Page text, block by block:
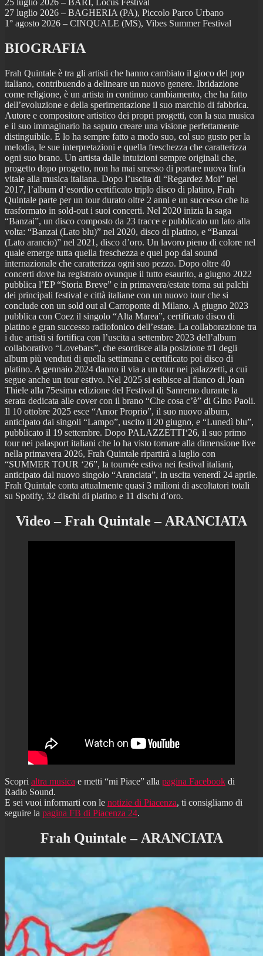
25 luglio 2026 – BARI, Locus Festival
27 luglio 2026 – BAGHERIA (PA), Piccolo Parco Urbano
1° agosto 2026 – CINQUALE (MS), Vibes Summer Festival
BIOGRAFIA
Frah Quintale è tra gli artisti che hanno cambiato il gioco del pop
italiano, contribuendo a delineare un nuovo genere. Ibridazione
come religione, è un artista in continuo cambiamento, che ha fatto
dell’evoluzione e della sperimentazione il suo marchio di fabbrica.
Autore e compositore artistico dei propri progetti, con la sua musica
e il suo immaginario ha saputo creare una visione perfettamente
distinguibile. E lo ha sempre fatto a modo suo, col suo gusto per la
melodia, le sue interpretazioni e quella freschezza che caratterizza
ogni suo brano. Un artista dalle intuizioni sempre originali che,
progetto dopo progetto, non ha mai smesso di portare nuova linfa
vitale alla musica italiana. Dopo l’uscita di “Regardez Moi” nel
2017, l’album d’esordio certificato triplo disco di platino, Frah
Quintale parte per un tour durato oltre 2 anni e un successo che ha
trasformato in sold-out i suoi concerti. Nel 2020 inizia la saga
“Banzai”, un disco composto da 23 tracce e pubblicato un lato alla
volta: “Banzai (Lato blu)” nel 2020, disco di platino, e “Banzai
(Lato arancio)” nel 2021, disco d’oro. Un lavoro pieno di colore nel
quale emerge tutta quella freschezza e quel pop dal sound
internazionale che caratterizza ogni suo pezzo. Dopo oltre 40
concerti dove ha registrato ovunque il tutto esaurito, a giugno 2022
pubblica l’EP “Storia Breve” e in primavera/estate torna sui palchi
dei principali festival e città italiane con un nuovo tour che si
conclude con un sold out al Carroponte di Milano. A giugno 2023
pubblica con Coez il singolo “Alta Marea”, certificato disco di
platino e gran successo radiofonico dell’estate. La collaborazione tra
i due artisti si fortifica con l’uscita a settembre 2023 dell’album
collaborativo “Lovebars”, che esordisce alla posizione #1 degli
album più venduti di quella settimana e certificato poi disco di
platino. A gennaio 2024 danno il via a un tour nei palazzetti, a cui
segue anche un tour estivo. Nel 2025 si esibisce al fianco di Joan
Thiele alla 75esima edizione del Festival di Sanremo durante la
serata dedicata alle cover con il brano “Che cosa c’è” di Gino Paoli.
Il 10 ottobre 2025 esce “Amor Proprio”, il suo nuovo album,
anticipato dai singoli “Lampo”, uscito il 20 giugno, e “Lunedì blu”,
pubblicato il 19 settembre. Dopo PALAZZETTI‘26, il suo primo
tour nei palasport italiani che lo ha visto tornare alla dimensione live
nella primavera 2026, Frah Quintale ripartirà a luglio con
“SUMMER TOUR ‘26”, la tournée estiva nei festival italiani,
anticipato dal nuovo singolo “Aranciata”, in uscita venerdì 24 aprile.
Frah Quintale conta attualmente quasi 3 milioni di ascoltatori totali
su Spotify, 32 dischi di platino e 11 dischi d’oro.
Video – Frah Quintale – ARANCIATA
Scopri altra musica e metti “mi Piace” alla pagina Facebook di
Radio Sound.
E sei vuoi informarti con le notizie di Piacenza, ti consigliamo di
seguire la pagina FB di Piacenza 24.
Frah Quintale – ARANCIATA